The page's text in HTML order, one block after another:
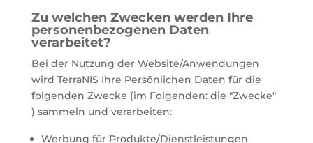
Zu welchen Zwecken werden Ihre
personenbezogenen Daten
verarbeitet?
Bei der Nutzung der Website/Anwendungen
wird TerraNIS Ihre Persönlichen Daten für die
folgenden Zwecke (im Folgenden: die "Zwecke"
) sammeln und verarbeiten:
Werbung für Produkte/Dienstleistungen